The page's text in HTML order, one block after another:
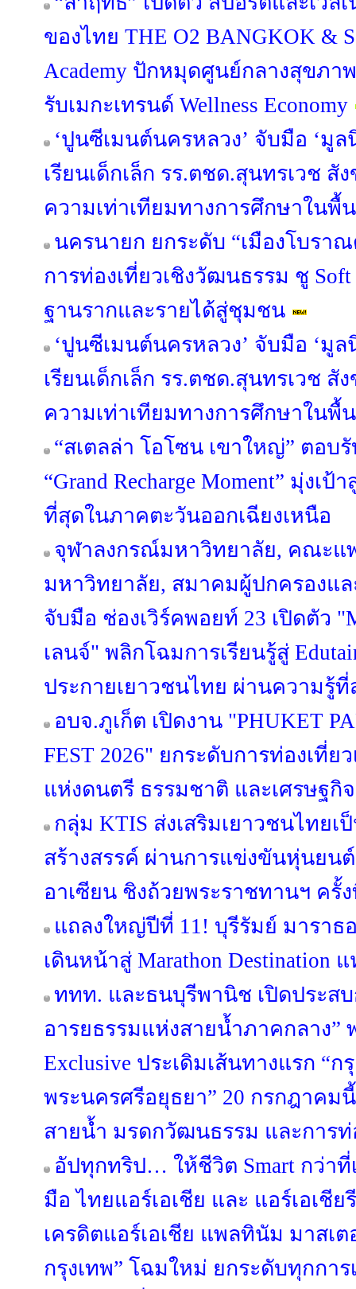
ของไทย THE O2 BANGKOK &
Academy ปักหมุดศูนย์กลางสุขภา
รับเมกะเทรนด์ Wellness Economy
‘ปูนซีเมนต์นครหลวง’ จับมือ ‘มู
เรียนเด็กเล็ก รร.ตชด.สุนทรเวช สั
ความเท่าเทียมทางการศึกษาในพื้
นครนายก ยกระดับ “เมืองโบรา
การท่องเที่ยวเชิงวัฒนธรรม ชู Soft
ฐานรากและรายได้สู่ชุมชน
‘ปูนซีเมนต์นครหลวง’ จับมือ ‘มู
เรียนเด็กเล็ก รร.ตชด.สุนทรเวช สั
ความเท่าเทียมทางการศึกษาในพื้
“สเตลล่า โอโซน เขาใหญ่” ตอบ
“Grand Recharge Moment” มุ่งเป้
ที่สุดในภาคตะวันออกเฉียงเหนือ
จุฬาลงกรณ์มหาวิทยาลัย, คณะแ
มหาวิทยาลัย, สมาคมผู้ปกครองแล
จับมือ ช่องเวิร์คพอยท์ 23 เปิดตัว
เลนจ์" พลิกโฉมการเรียนรู้สู่
ประกายเยาวชนไทย ผ่านความรู้ที่
อบจ.ภูเก็ต เปิดงาน "PHUKET
FEST 2026" ยกระดับการท่องเที่ย
แห่งดนตรี ธรรมชาติ และเศรษฐกิ
กลุ่ม KTIS ส่งเสริมเยาวชนไทย
สร้างสรรค์ ผ่านการแข่งขันหุ่นยน
อาเซียน ชิงถ้วยพระราชทานฯ ครั้
แถลงใหญ่ปีที่ 11! บุรีรัมย์ มาราธ
เดินหน้าสู่ Marathon Destination แ
ททท. และธนบุรีพานิช เปิดประสบ
อารยธรรมแห่งสายน้ำภาคกลาง”
Exclusive ประเดิมเส้นทางแรก “ก
พระนครศรีอยุธยา” 20 กรกฎาคม
สายน้ำ มรดกวัฒนธรรม และการท่
อัปทุกทริป… ให้ชีวิต Smart กว่าที่
มือ ไทยแอร์เอเชีย และ แอร์เอเชีย
เครดิตแอร์เอเชีย แพลทินัม มาสเ
กรุงเทพ” โฉมใหม่ ยกระดับทุกกา